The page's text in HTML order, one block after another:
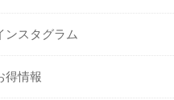
ンスタグラム
得情報